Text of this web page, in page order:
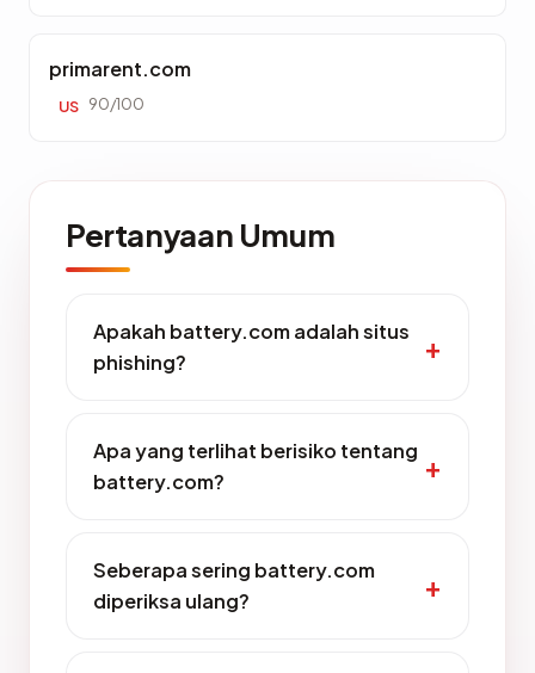
primarent.com
US 90/100
Pertanyaan Umum
Apakah battery.com adalah situs
phishing?
Apa yang terlihat berisiko tentang
battery.com?
Seberapa sering battery.com
diperiksa ulang?